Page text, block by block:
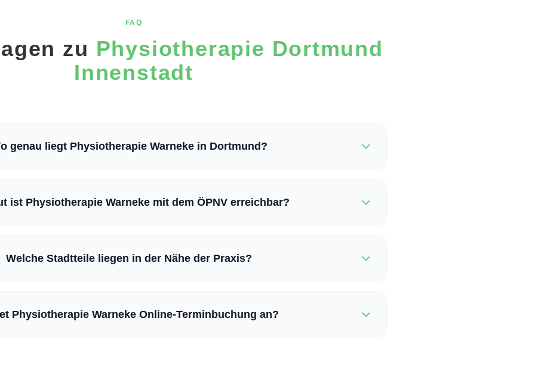
FAQ
zu Physiotherapie Dortmund
Innenstadt
genau liegt Physiotherapie Warneke in Dortmund?
ist Physiotherapie Warneke mit dem ÖPNV erreichbar?
Welche Stadtteile liegen in der Nähe der Praxis?
Physiotherapie Warneke Online-Terminbuchung an?